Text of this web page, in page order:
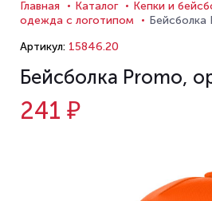
Главная Каталог Кепки и
одежда с логотипом
Бейсболка
Артикул: 15846.20
Бейсболка Promo,
241 ₽